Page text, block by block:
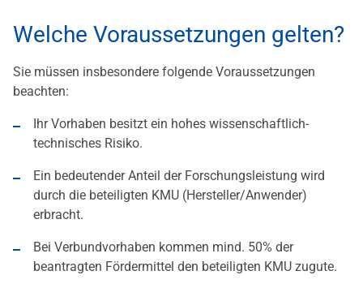
Welche Voraussetzungen gelten?
Sie müssen insbesondere folgende Voraussetzungen
beachten:
Ihr Vorhaben besitzt ein hohes wissenschaftlich-
technisches Risiko.
Ein bedeutender Anteil der Forschungsleistung wird
durch die beteiligten KMU (Hersteller/Anwender)
erbracht.
Bei Verbundvorhaben kommen mind. 50% der
beantragten Fördermittel den beteiligten KMU zugute.